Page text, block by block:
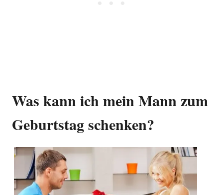
Was kann ich mein Mann zum
Geburtstag schenken?